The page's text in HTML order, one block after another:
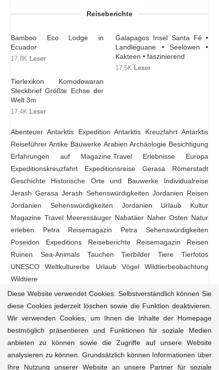
Reiseberichte
Bamboo Eco Lodge in
Ecuador
17,8K Leser
Galapagos Insel Santa Fé •
Landleguane • Seelöwen •
Kakteen • faszinierend
17,5K Leser
Tierlexikon Komodowaran
Steckbrief Größte Echse der
Welt 3m
17,4K Leser
Abenteuer Antarktis Expedition Antarktis Kreuzfahrt Antarktis
Reiseführer Antike Bauwerke Arabien Archäologie Besichtigung
Erfahrungen auf Magazine.Travel
Erlebnisse
Europa
Expeditionskreuzfahrt
Expeditionsreise
Gerasa Römerstadt
Geschichte
Historische Orte und Bauwerke
Individualreise
Jerash Gerasa Jerash Sehenswürdigkeiten Jordanien Reisen
Jordanien Sehenswürdigkeiten
Jordanien Urlaub
Kultur
Magazine Travel Meeressäuger Nabatäer Naher Osten Natur
erleben
Petra Reisemagazin
Petra Sehenswürdigkeiten
Poseidon Expeditions
Reiseberichte Reisemagazin
Reisen
Ruinen
Sea-Animals Tauchen Tierbilder Tiere
Tierfotos
UNESCO Weltkulturerbe
Urlaub Vögel
Wildtierbeobachtung
Wildtiere
Reisemagazin Reiseziele Reiseführer
Natur-Tiere
Kultur
Aktivitäten Unterkünfte
Kontakt
© 2020-2025 Magazine.Travel • Dein Kompass für
einzigartigen, ethischen Reisejournalismus • Powered
Diese Website verwendet Cookies: Selbstverständlich können Sie
diese Cookies jederzeit löschen sowie die Funktion deaktivieren.
Wir verwenden Cookies, um Ihnen die Inhalte der Homepage
bestmöglich präsentieren und Funktionen für soziale Medien
anbieten zu können sowie die Zugriffe auf unsere Website
analysieren zu können. Grundsätzlich können Informationen über
Ihre Nutzung unserer Website an unsere Partner für soziale